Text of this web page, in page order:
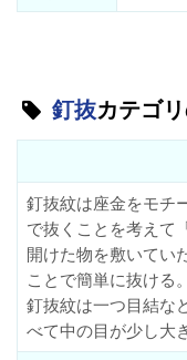
釘抜カテゴ
釘抜紋は座金をモチ
で抜くことを考えて
開けた物を敷いてい
ことで簡単に抜ける。
釘抜紋は一つ目結な
べて中の目が少し大